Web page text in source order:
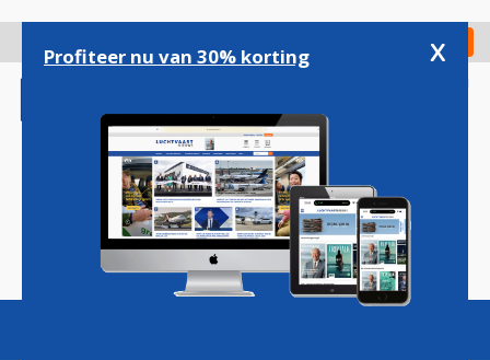
gaan
Check in
Magazine Podcasts Vacatures
Profiteer nu van 30% korting x